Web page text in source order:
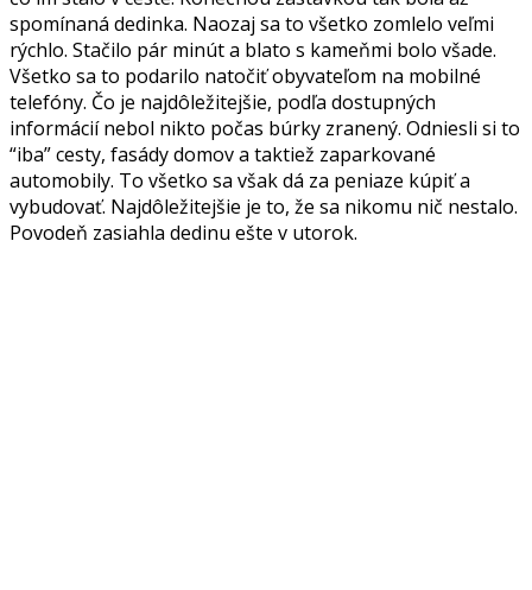
spomínaná dedinka. Naozaj sa to všetko zomlelo veľmi
rýchlo. Stačilo pár minút a blato s kameňmi bolo všade.
Všetko sa to podarilo natočiť obyvateľom na mobilné
telefóny. Čo je najdôležitejšie, podľa dostupných
informácií nebol nikto počas búrky zranený. Odniesli si to
“iba” cesty, fasády domov a taktiež zaparkované
automobily. To všetko sa však dá za peniaze kúpiť a
vybudovať. Najdôležitejšie je to, že sa nikomu nič nestalo.
Povodeň zasiahla dedinu ešte v utorok.